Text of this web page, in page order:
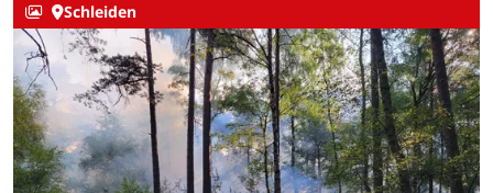
Schleiden